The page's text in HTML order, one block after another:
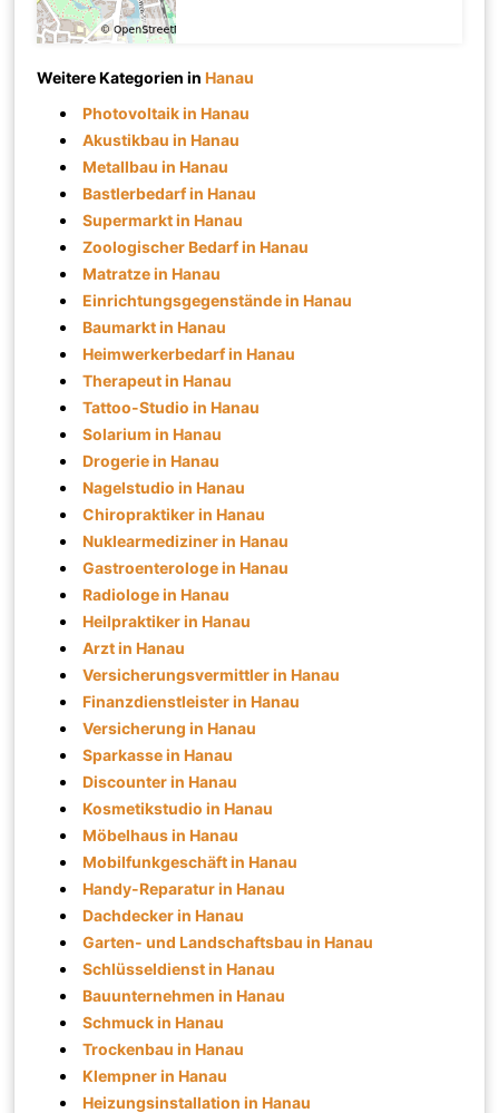
Weitere Kategorien inHanau
Photovoltaik in Hanau
Akustikbau in Hanau
Metallbau in Hanau
Bastlerbedarf in Hanau
Supermarkt in Hanau
Zoologischer Bedarf in Hanau
Matratze in Hanau
Einrichtungsgegenstände in Hanau
Baumarkt in Hanau
Heimwerkerbedarf in Hanau
Therapeut in Hanau
Tattoo-Studio in Hanau
Solarium in Hanau
Drogerie in Hanau
Nagelstudio in Hanau
Chiropraktiker in Hanau
Nuklearmediziner in Hanau
Gastroenterologe in Hanau
Radiologe in Hanau
Heilpraktiker in Hanau
Arzt in Hanau
Versicherungsvermittler in Hanau
Finanzdienstleister in Hanau
Versicherung in Hanau
Sparkasse in Hanau
Discounter in Hanau
Kosmetikstudio in Hanau
Möbelhaus in Hanau
Mobilfunkgeschäft in Hanau
Handy-Reparatur in Hanau
Dachdecker in Hanau
Garten- und Landschaftsbau in Hanau
Schlüsseldienst in Hanau
Bauunternehmen in Hanau
Schmuck in Hanau
Trockenbau in Hanau
Klempner in Hanau
Heizungsinstallation in Hanau